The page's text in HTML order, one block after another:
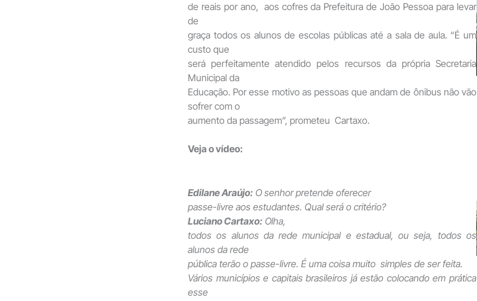
de reais por ano, aos cofres da Prefeitura de João Pessoa para levar
de
graça todos os alunos de escolas públicas até a sala de aula. “É um
custo que
será perfeitamente atendido pelos recursos da própria Secretaria
Municipal da
Educação. Por esse motivo as pessoas que andam de ônibus não vão
sofrer com o
aumento da passagem”, prometeu Cartaxo.
Veja o vídeo:
Edilane Araújo: O senhor pretende oferecer
passe-livre aos estudantes. Qual será o critério?
Luciano Cartaxo: Olha,
todos os alunos da rede municipal e estadual, ou seja, todos os
alunos da rede
pública terão o passe-livre. É uma coisa muito simples de ser feita.
Vários municípios e capitais brasileiros já estão colocando em prática
esse